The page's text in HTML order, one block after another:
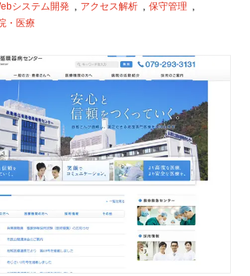
システム開発 アクセス解析
保守管理
・医療